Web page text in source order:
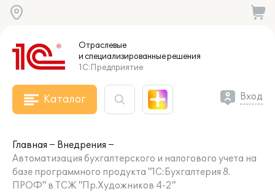
Отраслевые
и специализированныерешения
1С:Предприятие
Каталог Вход
Главная
Внедрения
Автоматизация бухгалтерского и налогового учета на
базе программного продукта "1С:Бухгалтерия 8.
ПРОФ" в ТСЖ "Пр.Художников 4-2"